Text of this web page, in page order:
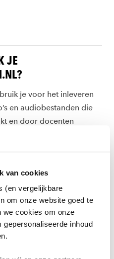
van cookies
(en vergelijkbare
om onze website goed te
we cookies om onze
inhoud
JE
je voor het inleveren
en audiobestanden die
en door docenten
soorten video’s
en audiobestanden kan
een cliënt of het
zijn vaak in beeld
videotoetsing. Het
voor het
gebruikt nadat het